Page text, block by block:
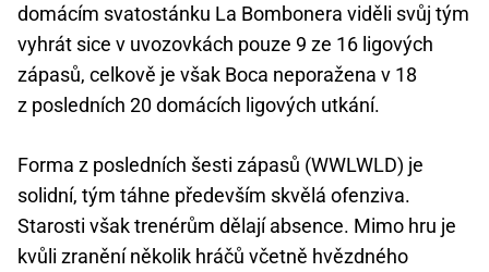
domácím svatostánku La Bombonera viděli svůj tým
vyhrát sice v uvozovkách pouze 9 ze 16 ligových
zápasů, celkově je však Boca neporažena v 18
z posledních 20 domácích ligových utkání.
Forma z posledních šesti zápasů (WWLWLD) je
solidní, tým táhne především skvělá ofenziva.
Starosti však trenérům dělají absence. Mimo hru je
kvůli zranění několik hráčů včetně hvězdného